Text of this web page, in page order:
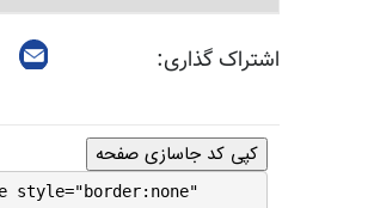
اشتراک گذاری:
کپی کد جاسازی صفحه
style="border:none"